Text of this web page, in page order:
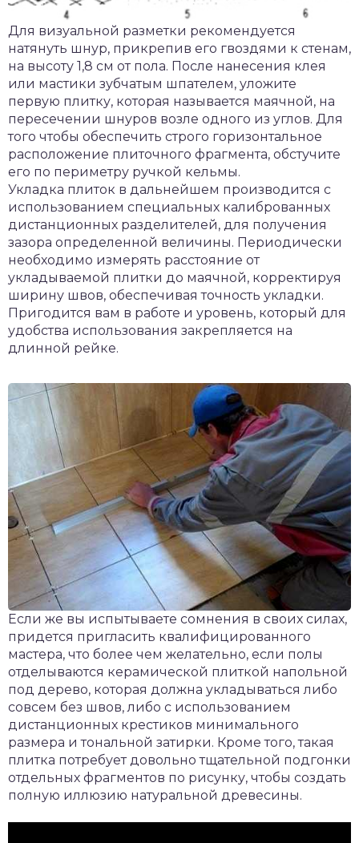
Для визуальной разметки рекомендуется
натянуть шнур, прикрепив его гвоздями к стенам,
на высоту 1,8 см от пола. После нанесения клея
или мастики зубчатым шпателем, уложите
первую плитку, которая называется маячной, на
пересечении шнуров возле одного из углов. Для
того чтобы обеспечить строго горизонтальное
расположение плиточного фрагмента, обстучите
его по периметру ручкой кельмы.
Укладка плиток в дальнейшем производится с
использованием специальных калиброванных
дистанционных разделителей, для получения
зазора определенной величины. Периодически
необходимо измерять расстояние от
укладываемой плитки до маячной, корректируя
ширину швов, обеспечивая точность укладки.
Пригодится вам в работе и уровень, который для
удобства использования закрепляется на
длинной рейке.
Если же вы испытываете сомнения в своих силах,
придется пригласить квалифицированного
мастера, что более чем желательно, если полы
отделываются керамической плиткой напольной
под дерево, которая должна укладываться либо
совсем без швов, либо с использованием
дистанционных крестиков минимального
размера и тональной затирки. Кроме того, такая
плитка потребует довольно тщательной подгонки
отдельных фрагментов по рисунку, чтобы создать
полную иллюзию натуральной древесины.